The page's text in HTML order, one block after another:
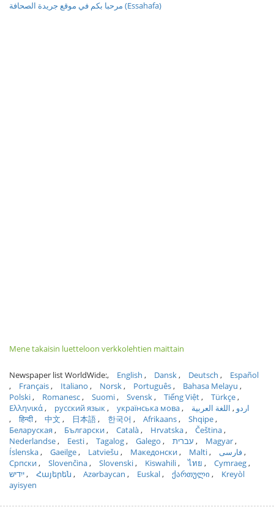
مرحبا بكم في موقع جريدة الصحافة (Essahafa)
Mene takaisin luetteloon verkkolehtien maittain
Newspaper list WorldWide: English Dansk Deutsch
Español
Français
Italiano Norsk Português
Bahasa Melayu
Polski
Romanesc Suomi Svensk Tiếng Việt
Türkçe
Ελληνικά
русский язык українська мова اردو
اللغة العربية
हिन्दी
中文 日本語 한국어 Afrikaans
Shqipe
Беларуская
Български Català Hrvatska
Čeština
Nederlandse
Eesti Tagalog Galego עברית
Magyar
Íslenska
Gaeilge Latviešu Македонски Malti
فارسی
Српски
Slovenčina Slovenski Kiswahili ไทย
Cymraeg
ייִדיש
Հայերեն Azərbaycan Euskal ქართული
Kreyòl
ayisyen